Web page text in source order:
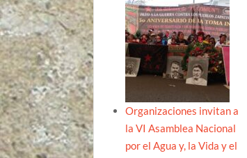
Organizaciones invitan a
la VI Asamblea Nacional
por el Agua y, la Vida y el